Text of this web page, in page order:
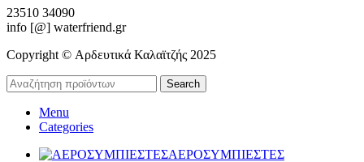
23510 34090
info [@] waterfriend.gr
Copyright © Αρδευτικά Καλαϊτζής 2025
Search
Menu
Categories
ΑΕΡΟΣΥΜΠΙΕΣΤΕΣ